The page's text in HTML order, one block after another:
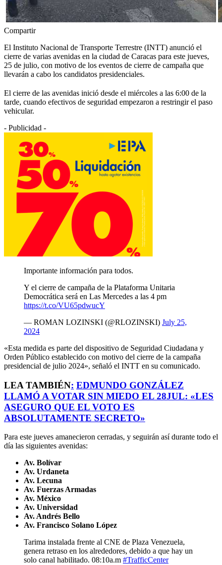
Compartir
El Instituto Nacional de Transporte Terrestre (INTT) anunció el
cierre de varias avenidas en la ciudad de Caracas para este jueves,
25 de julio, con motivo de los eventos de cierre de campaña que
llevarán a cabo los candidatos presidenciales.
El cierre de las avenidas inició desde el miércoles a las 6:00 de la
tarde, cuando efectivos de seguridad empezaron a restringir el paso
vehicular.
- Publicidad -
Importante información para todos.
Y el cierre de campaña de la Plataforma Unitaria
Democrática será en Las Mercedes a las 4 pm
https://t.co/VU65pdwucY
— ROMAN LOZINSKI (@RLOZINSKI) July 25,
2024
«Esta medida es parte del dispositivo de Seguridad Ciudadana y
Orden Público establecido con motivo del cierre de la campaña
presidencial de julio 2024», señaló el INTT en su comunicado.
LEA TAMBIÉN: EDMUNDO GONZÁLEZ
LLAMÓ A VOTAR SIN MIEDO EL 28JUL: «LES
ASEGURO QUE EL VOTO ES
ABSOLUTAMENTE SECRETO»
Para este jueves amanecieron cerradas, y seguirán así durante todo el
día las siguientes avenidas:
Av. Bolívar
Av. Urdaneta
Av. Lecuna
Av. Fuerzas Armadas
Av. México
Av. Universidad
Av. Andrés Bello
Av. Francisco Solano López
Tarima instalada frente al CNE de Plaza Venezuela,
genera retraso en los alrededores, debido a que hay un
solo canal habilitado. 08:10a.m #TrafficCenter